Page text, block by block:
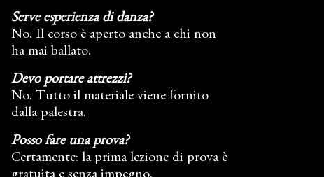
Serve esperienza di danza?
No. Il corso è aperto anche a chi non
ha mai ballato.
Devo portare attrezzi?
No. Tutto il materiale viene fornito
dalla palestra.
Posso fare una prova?
Certamente: la prima lezione di prova è